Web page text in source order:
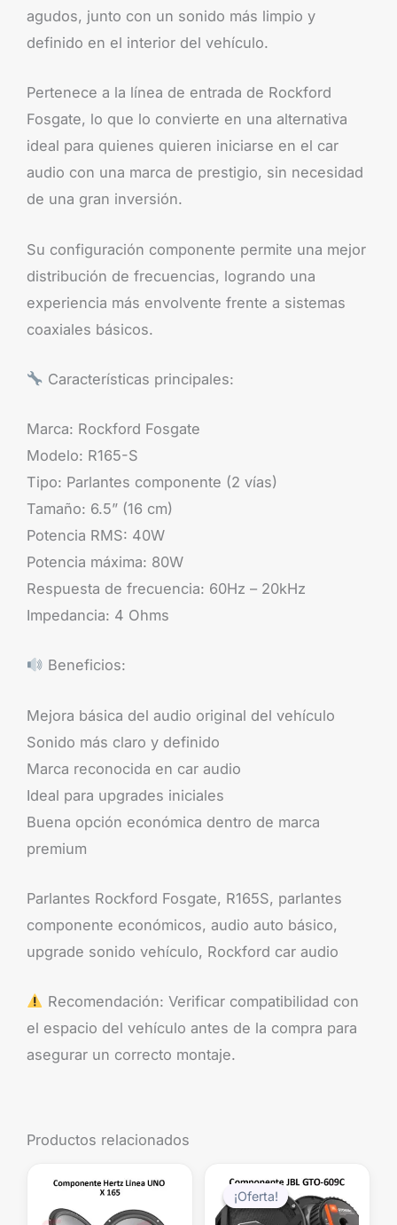
agudos, junto con un sonido más limpio y
definido en el interior del vehículo.
Pertenece a la línea de entrada de Rockford
Fosgate, lo que lo convierte en una alternativa
ideal para quienes quieren iniciarse en el car
audio con una marca de prestigio, sin necesidad
de una gran inversión.
Su configuración componente permite una mejor
distribución de frecuencias, logrando una
experiencia más envolvente frente a sistemas
coaxiales básicos.
Características principales:
Marca: Rockford Fosgate
Modelo: R165-S
Tipo: Parlantes componente (2 vías)
Tamaño: 6.5” (16 cm)
Potencia RMS: 40W
Potencia máxima: 80W
Respuesta de frecuencia: 60Hz – 20kHz
Impedancia: 4 Ohms
Beneficios:
Mejora básica del audio original del vehículo
Sonido más claro y definido
Marca reconocida en car audio
Ideal para upgrades iniciales
Buena opción económica dentro de marca
premium
Parlantes Rockford Fosgate, R165S, parlantes
componente económicos, audio auto básico,
upgrade sonido vehículo, Rockford car audio
Recomendación: Verificar compatibilidad con
el espacio del vehículo antes de la compra para
asegurar un correcto montaje.
Productos relacionados
¡Oferta!
¡Oferta!
precio
original
actual